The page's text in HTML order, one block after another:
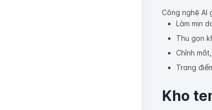
Công nghệ AI
Làm mịn
Thu gọn
Chỉnh
Trang
Kho